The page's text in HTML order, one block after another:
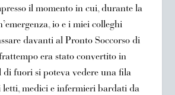
il momento in cui, durante la
io e i miei colleghi
davanti al Pronto Soccorso di
era stato convertito in
di fuori si poteva vedere una fila
medici e infermieri bardati da